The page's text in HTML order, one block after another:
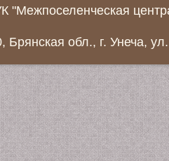
"Межпоселенческая
Брянская обл., г. Унеча,